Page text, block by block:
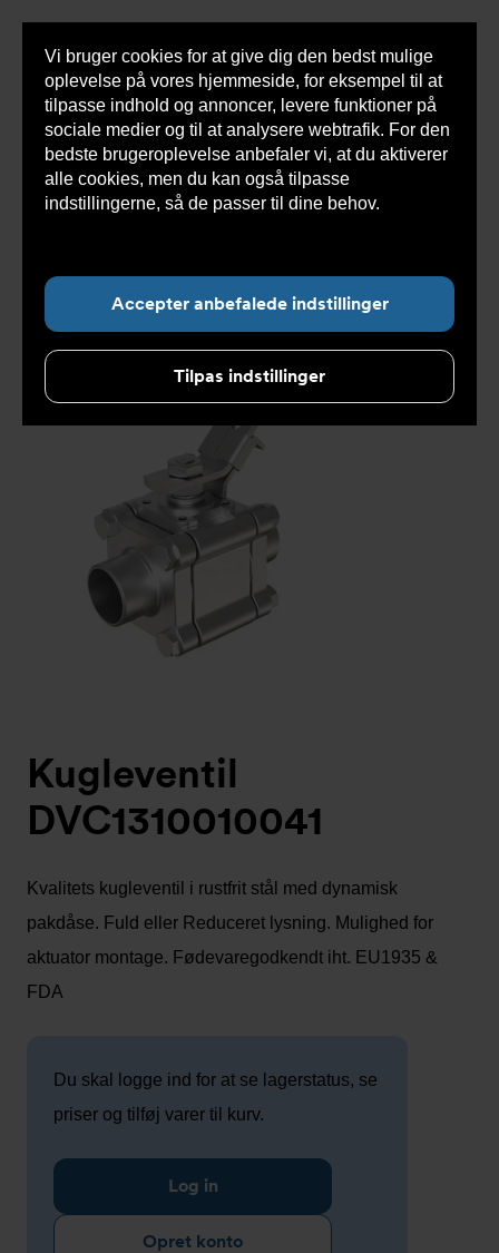
Vi bruger cookies for at give dig den bedst mulige
oplevelse på vores hjemmeside, for eksempel til at
tilpasse indhold og annoncer, levere funktioner på
sociale medier og til at analysere webtrafik. For den
bedste brugeroplevelse anbefaler vi, at du aktiverer
alle cookies, men du kan også tilpasse
indstillingerne, så de passer til dine behov.
Accepter anbefalede indstillinger
Tilpas indstillinger
Du
her:
Armatec > Produkter > Ventiler >
Kugleventiler
3-delt > Kugleventil DVC1310 Gevind tilslutning
Kugleventil DVC1310010041
Kugleventil
DVC1310010041
Kvalitets kugleventil i rustfrit stål med dynamisk
pakdåse. Fuld eller Reduceret lysning. Mulighed for
aktuator montage. Fødevaregodkendt iht. EU1935 &
FDA
Du skal logge ind for at se lagerstatus, se
priser og tilføj varer til kurv.
Log in
Opret konto